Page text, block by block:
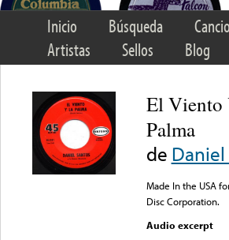
Inicio Búsqueda
Artistas
Sellos Blog
El Viento
Palma
de Daniel
Made In the USA
Disc Corporation.
Audio excerpt